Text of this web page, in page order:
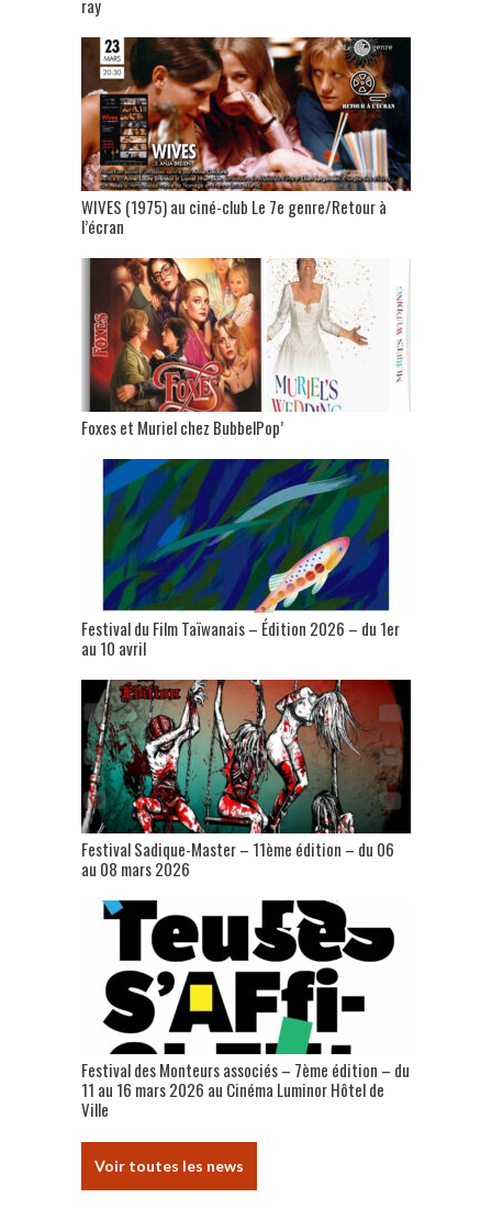
ray
WIVES (1975) au ciné-club Le 7e genre/Retour à
l’écran
Foxes et Muriel chez BubbelPop’
Festival du Film Taïwanais – Édition 2026 – du 1er
au 10 avril
Festival Sadique-Master – 11ème édition – du 06
au 08 mars 2026
Festival des Monteurs associés – 7ème édition – du
11 au 16 mars 2026 au Cinéma Luminor Hôtel de
Ville
Voir toutes les news